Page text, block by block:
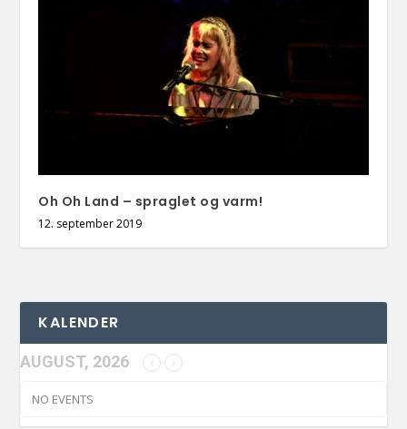
Oh Oh Land – spraglet og varm!
12. september 2019
KALENDER
AUGUST, 2026
NO EVENTS